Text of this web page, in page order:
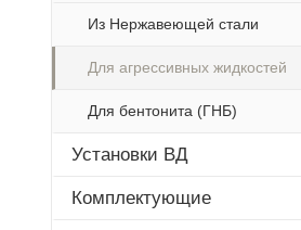
Из Нержавеющей стали
Для агрессивных жидкостей
Для бентонита (ГНБ)
Установки ВД
Комплектующие